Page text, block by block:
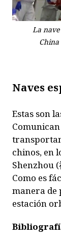
La
China
Naves
Estas son
chinos, en
Shenzhou (
Como es
manera de
estación